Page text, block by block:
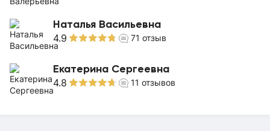
Наталья Васильевна
4.9 71 отзыв
Екатерина Сергеевна
4.8 11 отзывов